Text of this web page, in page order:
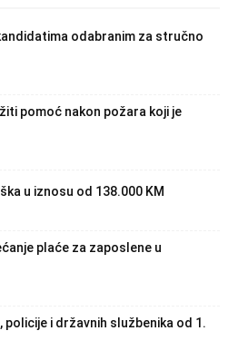
odabranim za stručno
pomoć nakon požara koji je
u iznosu od 138.000 KM
plaće za zaposlene u
i državnih službenika od 1.